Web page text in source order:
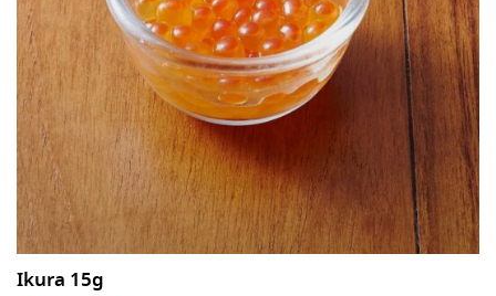
Ikura 15g